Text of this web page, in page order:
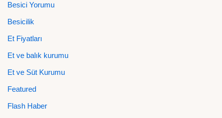
Besici Yorumu
Besicilik
Et Fiyatları
Et ve balık kurumu
Et ve Süt Kurumu
Featured
Flash Haber